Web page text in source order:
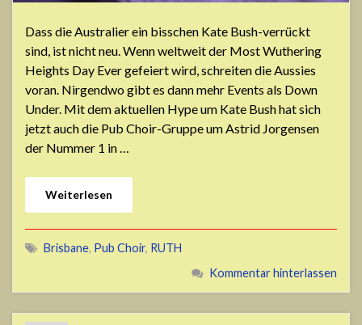
Dass die Australier ein bisschen Kate Bush-verrückt
sind, ist nicht neu. Wenn weltweit der Most Wuthering
Heights Day Ever gefeiert wird, schreiten die Aussies
voran. Nirgendwo gibt es dann mehr Events als Down
Under. Mit dem aktuellen Hype um Kate Bush hat sich
jetzt auch die Pub Choir-Gruppe um Astrid Jorgensen
der Nummer 1 in …
Weiterlesen
Brisbane, Pub Choir, RUTH
Kommentar hinterlassen